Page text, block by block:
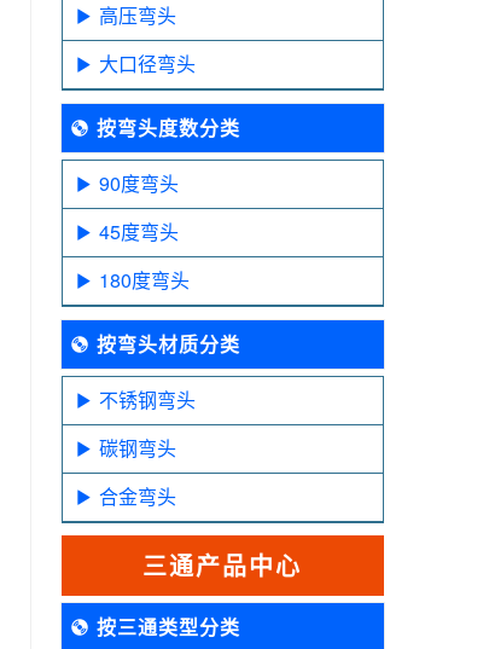
高压弯头
大口径弯头
按弯头度数分类
90度弯头
45度弯头
180度弯头
按弯头材质分类
不锈钢弯头
碳钢弯头
合金弯头
三通产品中心
按三通类型分类